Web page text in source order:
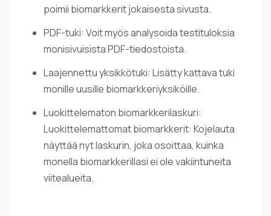
poimii biomarkkerit jokaisesta sivusta.
PDF-tuki: Voit myös analysoida testituloksia
monisivuisista PDF-tiedostoista.
Laajennettu yksikkötuki: Lisätty kattava tuki
monille uusille biomarkkeriyksiköille.
Luokittelematon biomarkkerilaskuri:
Luokittelemattomat biomarkkerit: Kojelauta
näyttää nyt laskurin, joka osoittaa, kuinka
monella biomarkkerillasi ei ole vakiintuneita
viitealueita.